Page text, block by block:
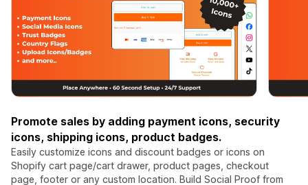
Promote sales by adding payment icons, security
icons, shipping icons, product badges.
Easily customize icons and discount badges or icons on
Shopify cart page/cart drawer, product pages, checkout
page, footer or any custom location. Build Social Proof from